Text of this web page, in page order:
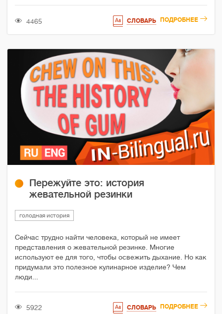
4465 СЛОВАРЬ ПОДРОБНЕЕ
Пережуйте это: история
жевательной резинки
голодная история
Сейчас трудно найти человека, который не имеет
представления о жевательной резинке. Многие
используют ее для того, чтобы освежить дыхание. Но как
придумали это полезное кулинарное изделие? Чем
люди...
5922 СЛОВАРЬ ПОДРОБНЕЕ